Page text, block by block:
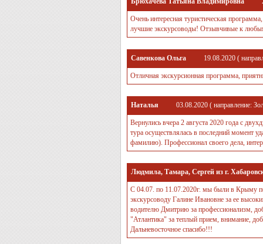
Очень интересная туристическая
лучшие экскурсоводы! Отзывчивые к
Савенкова Ольга 19.08.2020 (
Отличная экскурсионная программа,
Наталья 03.08.2020 ( направление:
Вернулись вчера 2 августа 2020 года с
тура осуществлялась в последний момент
фамилию). Профессионал своего дела,
Людмила, Тамара, Сергей из г.
С 04.07. по 11.07.2020г. мы были в Крыму
экскурсоводу Галине Ивановне за ее
водителю Дмитрию за профессионализм,
"Атлантика" за теплый прием, внимание,
Дальневосточное спасибо!!!